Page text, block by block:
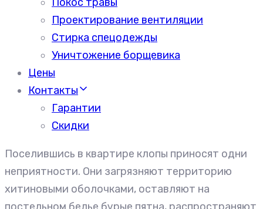
Проектирование вентиляции
Стирка спецодежды
Уничтожение борщевика
Цены
Контакты
Гарантии
Скидки
Поселившись в квартире клопы приносят одни
неприятности. Они загрязняют территорию
хитиновыми оболочками, оставляют на